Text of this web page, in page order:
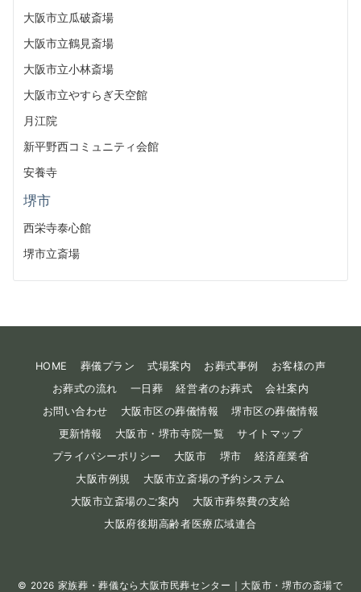
大阪市立瓜破斎場
大阪市立鶴見斎場
大阪市立小林斎場
大阪市立やすらぎ天空館
月江院
新平野西コミュニティ会館
安養寺
堺市
西栄寺泰心館
堺市立斎場
HOME 葬儀プラン 式場案内 お葬式事例
お客様の声
お葬式の流れ
一日葬 経営者のお葬式
会社案内
お問い合わせ
大阪市区の葬儀情報
堺市区の葬儀情報
更新情報
大阪市・堺市寺院一覧
サイトマップ
プライバシーポリシー
大阪市 堺市
経済産業省
大阪市例規
大阪市立斎場の予約システム
大阪市立斎場のご案内
大阪市葬祭費の支給
大阪府後期高齢者医療広域連合
© 2026 家族葬・葬儀なら大阪市民葬センター｜大阪市・堺市の斎場で